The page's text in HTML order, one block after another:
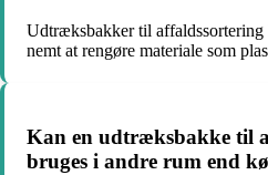
Udtræksbakker til
nemt at rengøre materiale som
Kan en udtræksbakke til
bruges i andre rum end